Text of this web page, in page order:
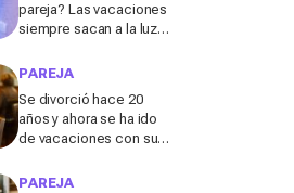
pareja? Las vacaciones
siempre sacan a la luz
ocultas, según una
PAREJA
Se divorció hace 20
años y ahora se ha ido
de vacaciones con su
70 la sorprendió
PAREJA